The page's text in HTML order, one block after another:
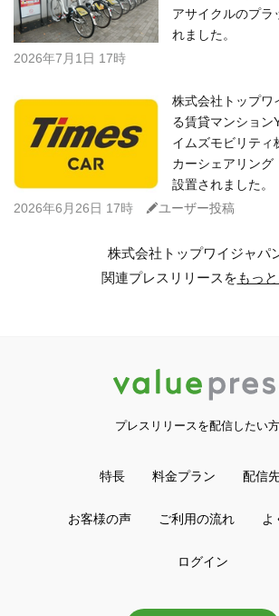
アサイクルのプラ
れました。
2026年7月1日 17時
株式会社トップワ
る賃貸マンション
イムズモビリティ
カーシェアリング
設置されました。
2026年6月26日 17時
Cユーザー投稿
株式会社トップワイジャパ
関連プレスリリースをもっ
プレスリリースを配信したい
特長 料金プラン 配信
お客様の声 ご利用の流れ よ
ログイン